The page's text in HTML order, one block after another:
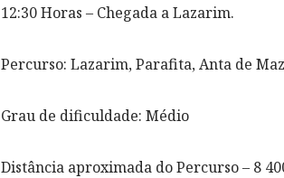
12:30 Horas – Chegada a Lazarim.
Percurso: Lazarim, Parafita, Anta de
Grau de dificuldade: Médio
Distância aproximada do Percurso – 8